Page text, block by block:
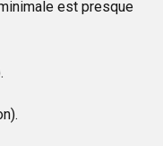
est presque